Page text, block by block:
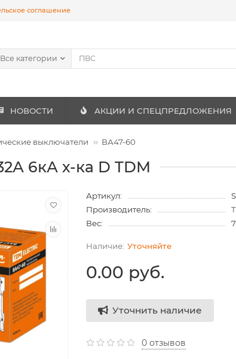
соглашение
Все категории
НОВОСТИ АКЦИИ И СПЕЦПРЕДЛОЖЕНИЯ
выключатели ВА47-60
6кА х-ка D TDM
Артикул:
Производитель:
Вес:
7
Уточняйте
0.00 руб.
Уточнить наличие
0 отзывов